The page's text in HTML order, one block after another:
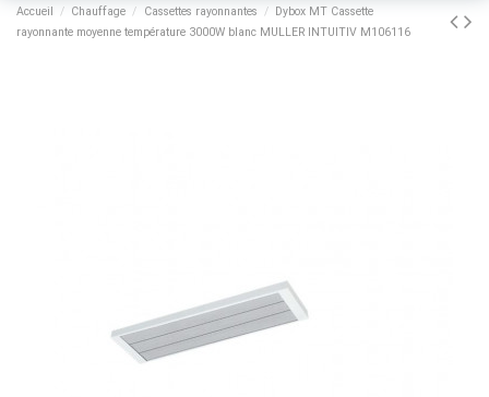
Accueil Chauffage Cassettes rayonnantes
Dybox MT Cassette
rayonnante moyenne température 3000W blanc MULLER INTUITIV M106116